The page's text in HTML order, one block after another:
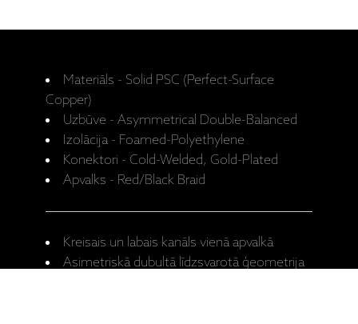
Materiāls - Solid PSC (Perfect-Surface
Copper)
Uzbūve - Asymmetrical Double-Balanced
Izolācija - Foamed-Polyethylene
Konektori - Cold-Welded, Gold-Plated
Apvalks - Red/Black Braid
Kreisais un labais kanāls vienā apvalkā
Asimetriskā dubultā līdzsvarotā ģeometrija